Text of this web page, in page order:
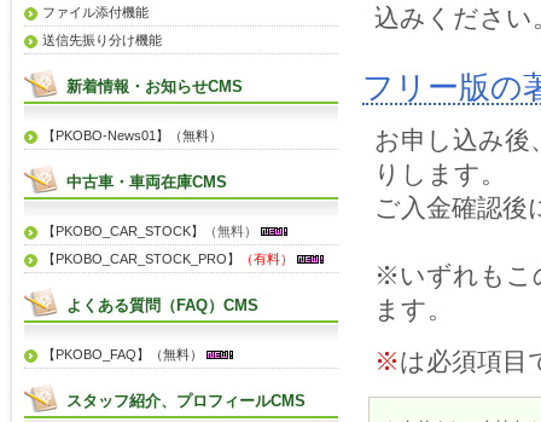
込みください
フリー版の
お申し込み後
りします。
ご入金確認後
※いずれもこ
ます。
※は必須項目
ファイル添付機能
送信先振り分け機能
新着情報・お知らせCMS
【PKOBO-News01】（無料）
中古車・車両在庫CMS
【PKOBO_CAR_STOCK】
（無料）
【PKOBO_CAR_STOCK_PRO】
（有料）
よくある質問（FAQ）CMS
【PKOBO_FAQ】（無料）
スタッフ紹介、プロフィールCMS